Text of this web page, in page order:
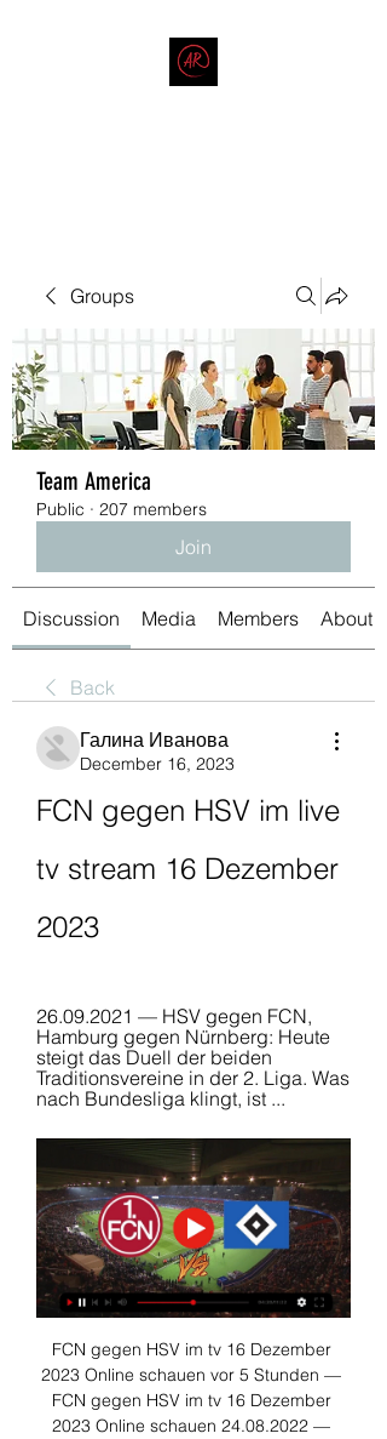
Groups
Team America
Public · 207 members
Join
Discussion Media Members About
Back
Галина Иванова
December 16, 2023
FCN gegen HSV im live
tv stream 16 Dezember
2023
26.09.2021 — HSV gegen FCN,
Hamburg gegen Nürnberg: Heute
steigt das Duell der beiden
Traditionsvereine in der 2. Liga. Was
nach Bundesliga klingt, ist ...
FCN gegen HSV im tv 16 Dezember
2023 Online schauen vor 5 Stunden —
FCN gegen HSV im tv 16 Dezember
2023 Online schauen 24.08.2022 —